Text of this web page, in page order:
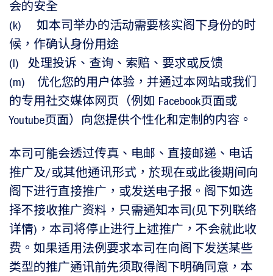
会的安全
(k) 如本司举办的活动需要核实阁下身份的时
候，作确认身份用途
(l) 处理投诉、查询、索赔、要求或反馈
(m) 优化您的用户体验，并通过本网站或我们
的专用社交媒体网页（例如 Facebook页面或
Youtube页面）向您提供个性化和定制的内容。
本司可能会透过传真、电邮、直接邮递、电话
推广及/或其他通讯形式，於现在或此後期间向
阁下进行直接推广，或发送电子报。阁下如选
择不接收推广资料，只需通知本司(见下列联络
详情)，本司将停止进行上述推广，不会就此收
费。如果适用法例要求本司在向阁下发送某些
类型的推广通讯前先须取得阁下明确同意，本